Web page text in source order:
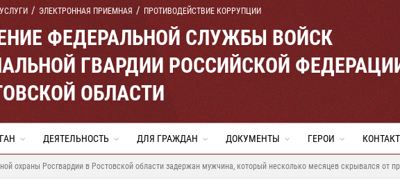
ЭЛЕКТРОННАЯ ПРИЕМНАЯ ПРОТИВОДЕЙСТВИЕ КОРРУПЦИИ
ФЕДЕРАЛЬНОЙ СЛУЖБЫ ВОЙСК
ГВАРДИИ РОССИЙСКОЙ
ОБЛАСТИ
ДЕЯТЕЛЬНОСТЬ ДЛЯ ГРАЖДАН ДОКУМЕНТЫ ГЕРОИ
охраны Росгвардии в Ростовской области задержан мужчина, который несколько месяцев скрывался от